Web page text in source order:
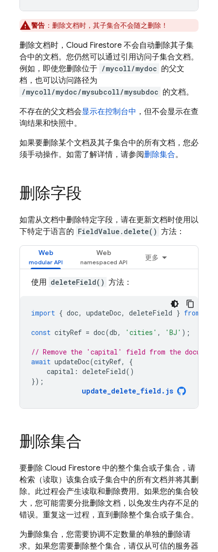
警告 ： 删除文档时，其子集合不会随之删除！
删除文档时， Cloud Firestore 不会自动删除其子集
合中的文档。您仍然可以通过引用访问子集合文档。
例如，即使您删除位于 /mycoll/mydoc 的父文
档，也可以访问路径为
/mycoll/mydoc/mysubcoll/mysubdoc 的文档。
不存在的父文档会显示在控制台中 ，但不会显示在查
询结果和快照中。
如果要删除某个文档及其子集合中的所有文档，您必
须手动操作。如需了解详情，请参阅删除集合。
删除字段
如需从文档中删除特定字段，请在更新文档时使用以
下特定于语言的 FieldValue.delete() 方法：
Web Web
更多
使用 deleteField() 方法：
import { doc, updateDoc, deleteField } from
const cityRef = doc(db, 'cities' , 'BJ' );
// Remove the 'capital' field from the document
await updateDoc(cityRef,
{
capital : deleteField()
});
update_delete_field . js
删除集合
要删除 Cloud Firestore 中的整个集合或子集合，请
检索（读取）该集合或子集合中的所有文档并将其删
除。此过程会产生读取和删除费用。如果您的集合较
大，您可能需要分批删除文档，以免发生内存不足的
错误。重复这一过程，直到删除整个集合或子集合。
为删除集合，您需要协调不定数量的单独的删除请
求。如果您需要删除整个集合，请仅从可信的服务器